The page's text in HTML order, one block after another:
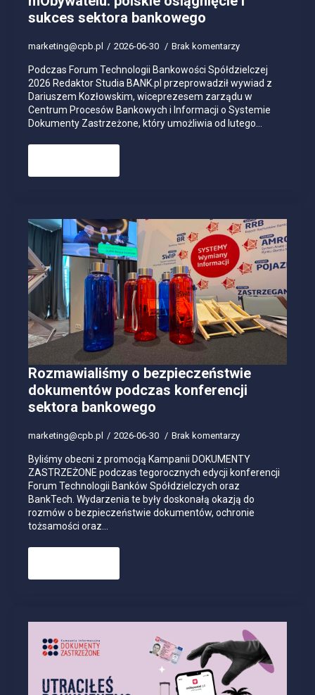
sukces sektora bankowego
marketing@cpb.pl 2026-06-30 Brak komentarzy
Podczas Forum Technologii Bankowości Spółdzielczej
2026 Redaktor Studia BANK.pl przeprowadził wywiad z
Dariuszem Kozłowskim, wiceprezesem zarządu w
Centrum Procesów Bankowych i Informacji o Systemie
Dokumenty Zastrzeżone, który umożliwia od lutego…
Rozmawialiśmy o bezpieczeństwie
dokumentów podczas konferencji
sektora bankowego
marketing@cpb.pl 2026-06-30 Brak komentarzy
Byliśmy obecni z promocją Kampanii DOKUMENTY
ZASTRZEŻONE podczas tegorocznych edycji konferencji
Forum Technologii Banków Spółdzielczych oraz
BankTech. Wydarzenia te były doskonałą okazją do
rozmów o bezpieczeństwie dokumentów, ochronie
tożsamości oraz…